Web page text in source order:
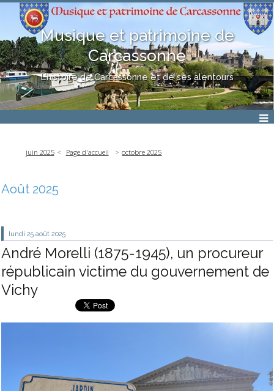
Musique et patrimoine de
Carcassonne
L'histoire de Carcassonne et de ses alentours
juin 2025 Page d'accueil octobre 2025
Août 2025
lundi 25 août 2025
André Morelli (1875-1945), un procureur
républicain victime du gouvernement de
Vichy